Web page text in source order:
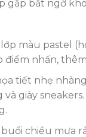
gặp bất ngờ
màu pastel
nhấn,
tiết nhẹ
giày
chiều mưa